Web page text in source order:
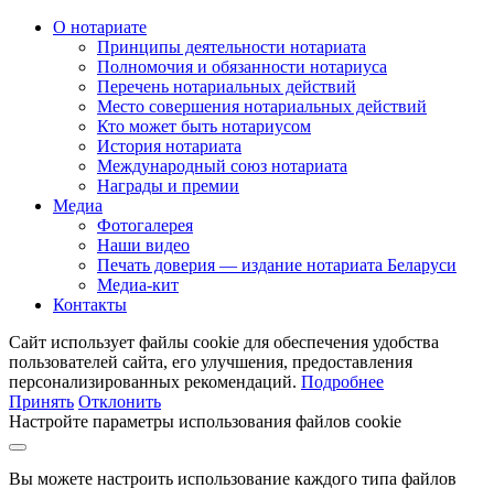
О нотариате
Принципы деятельности нотариата
Полномочия и обязанности нотариуса
Перечень нотариальных действий
Место совершения нотариальных действий
Кто может быть нотариусом
История нотариата
Международный союз нотариата
Награды и премии
Медиа
Фотогалерея
Наши видео
Печать доверия — издание нотариата Беларуси
Медиа-кит
Контакты
Сайт использует файлы cookie для обеспечения удобства
пользователей сайта, его улучшения, предоставления
персонализированных рекомендаций. Подробнее
Принять Отклонить
Настройте параметры использования файлов cookie
Вы можете настроить использование каждого типа файлов